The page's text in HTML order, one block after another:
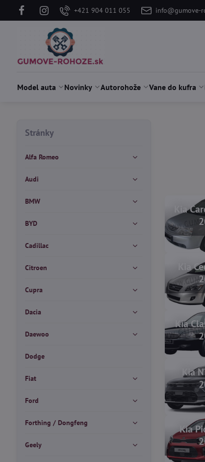
+421 904 011 055 info@gumove-
Model auta Novinky Autorohože Vane do kufra
Kia
Kia
Kia
Kia
Kia
Stránky
Alfa Romeo
Audi
BMW
BYD
Cadillac
Citroen
Cupra
Dacia
Daewoo
Dodge
Fiat
Ford
Forthing / Dongfeng
Geely